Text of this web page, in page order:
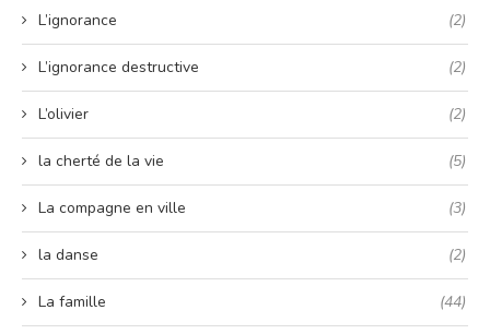
L’ignorance (2)
L’ignorance destructive (2)
L’olivier (2)
la cherté de la vie (5)
La compagne en ville (3)
la danse (2)
La famille (44)